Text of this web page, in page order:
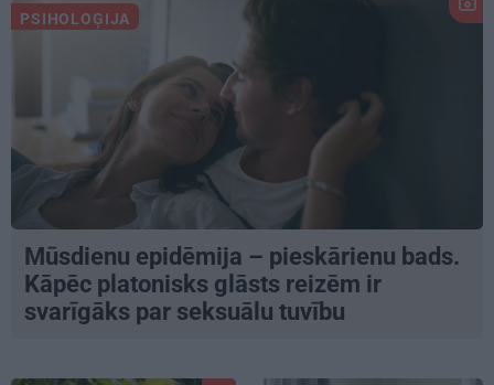
PSIHOLOĢIJA
Mūsdienu epidēmija – pieskārienu bads.
Kāpēc platonisks glāsts reizēm ir
svarīgāks par seksuālu tuvību